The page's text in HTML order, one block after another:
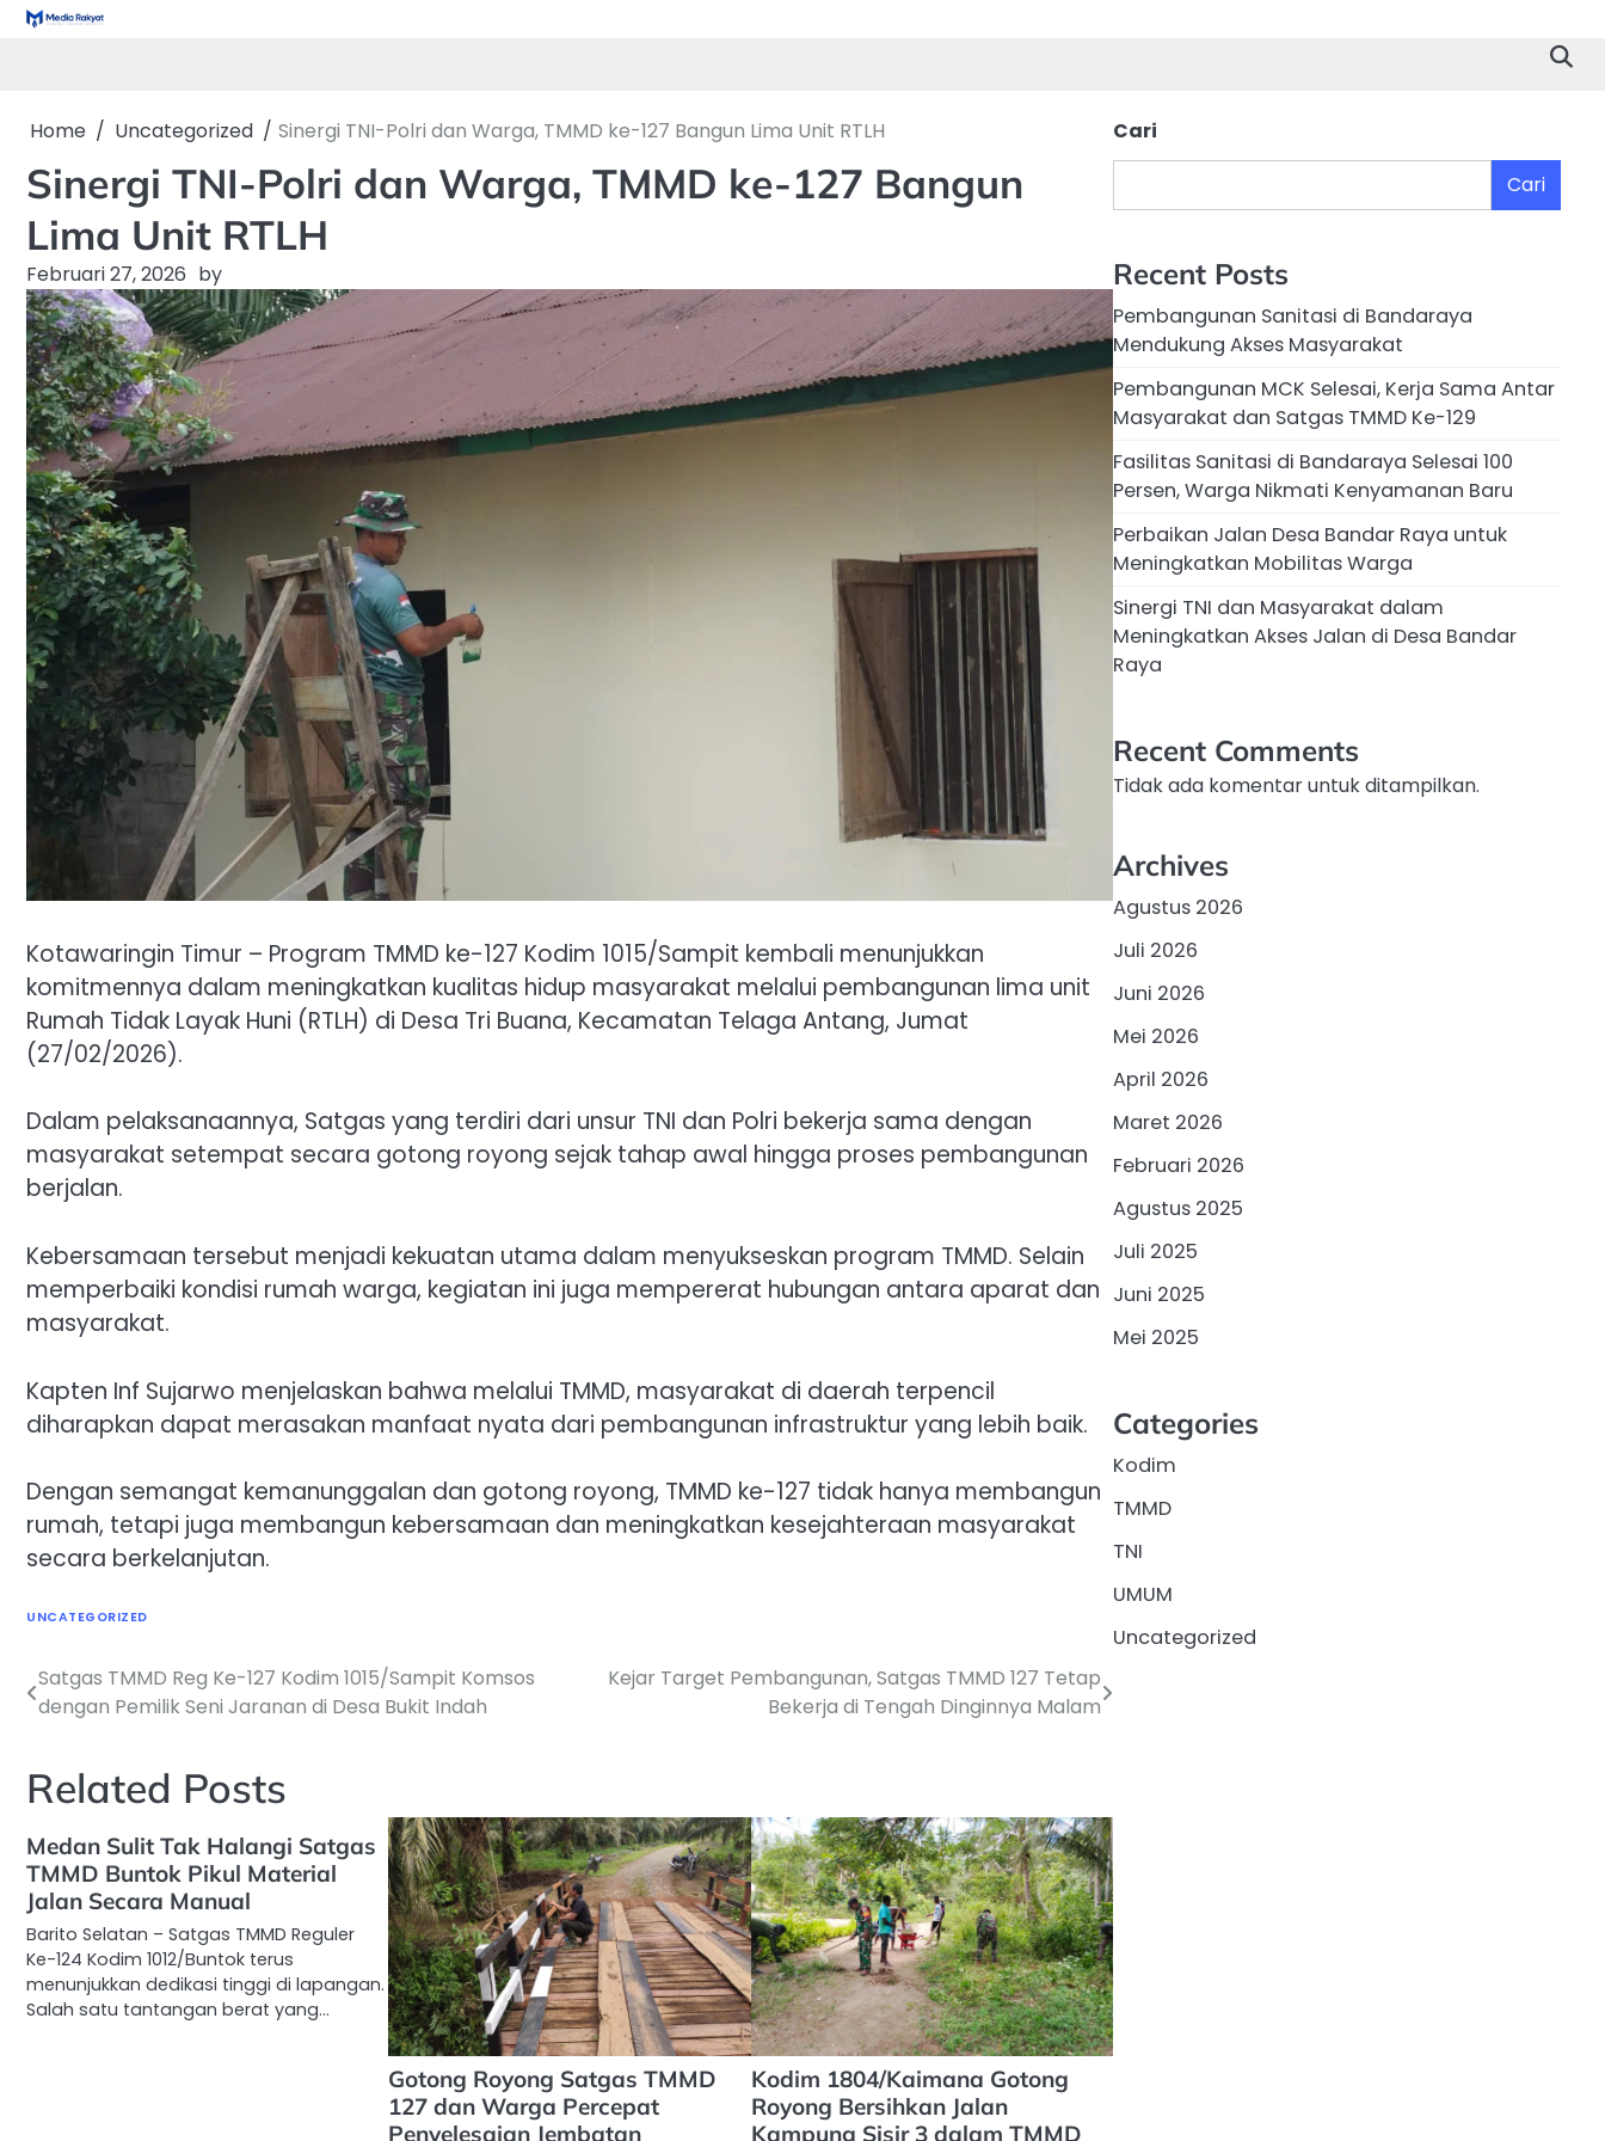
Skip
Home Uncategorized Sinergi TNI-Polri dan Warga, TMMD ke-127 Bangun Lima Unit RTLH
Sinergi TNI-Polri dan Warga, TMMD ke-127 Bangun
Lima Unit RTLH
Februari 27, 2026 by
Kotawaringin Timur – Program TMMD ke-127 Kodim 1015/Sampit kembali menunjukkan
komitmennya dalam meningkatkan kualitas hidup masyarakat melalui pembangunan lima unit
Rumah Tidak Layak Huni (RTLH) di Desa Tri Buana, Kecamatan Telaga Antang, Jumat
(27/02/2026).
Dalam pelaksanaannya, Satgas yang terdiri dari unsur TNI dan Polri bekerja sama dengan
masyarakat setempat secara gotong royong sejak tahap awal hingga proses pembangunan
berjalan.
Kebersamaan tersebut menjadi kekuatan utama dalam menyukseskan program TMMD. Selain
memperbaiki kondisi rumah warga, kegiatan ini juga mempererat hubungan antara aparat dan
masyarakat.
Kapten Inf Sujarwo menjelaskan bahwa melalui TMMD, masyarakat di daerah terpencil
diharapkan dapat merasakan manfaat nyata dari pembangunan infrastruktur yang lebih baik.
Dengan semangat kemanunggalan dan gotong royong, TMMD ke-127 tidak hanya membangun
rumah, tetapi juga membangun kebersamaan dan meningkatkan kesejahteraan masyarakat
secara berkelanjutan.
UNCATEGORIZED
Navigasi
Satgas TMMD Reg Ke-127 Kodim 1015/Sampit Komsos
dengan Pemilik Seni Jaranan di Desa Bukit Indah
Kejar Target Pembangunan, Satgas TMMD 127 Tetap
Bekerja di Tengah Dinginnya Malam
Related Posts
Medan Sulit Tak Halangi Satgas
TMMD Buntok Pikul Material
Jalan Secara Manual
Barito Selatan – Satgas TMMD Reguler
Ke-124 Kodim 1012/Buntok terus
menunjukkan dedikasi tinggi di lapangan.
Salah satu tantangan berat yang…
Gotong Royong Satgas TMMD
127 dan Warga Percepat
Penyelesaian Jembatan
Kodim 1804/Kaimana Gotong
Royong Bersihkan Jalan
Kampung Sisir 3 dalam TMMD
Cari
Cari
Recent Posts
Pembangunan Sanitasi di Bandaraya
Mendukung Akses Masyarakat
Pembangunan MCK Selesai, Kerja Sama Antar
Masyarakat dan Satgas TMMD Ke-129
Fasilitas Sanitasi di Bandaraya Selesai 100
Persen, Warga Nikmati Kenyamanan Baru
Perbaikan Jalan Desa Bandar Raya untuk
Meningkatkan Mobilitas Warga
Sinergi TNI dan Masyarakat dalam
Meningkatkan Akses Jalan di Desa Bandar
Raya
Recent Comments
Tidak ada komentar untuk ditampilkan.
Archives
Agustus 2026
Juli 2026
Juni 2026
Mei 2026
April 2026
Maret 2026
Februari 2026
Agustus 2025
Juli 2025
Juni 2025
Mei 2025
Categories
Kodim
TMMD
TNI
UMUM
Uncategorized